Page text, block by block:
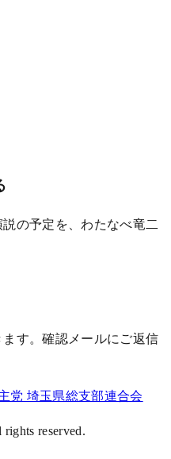
の予定を、わたなべ竜二
す。確認メールにご返信
党 埼玉県総支部連合会
reserved.